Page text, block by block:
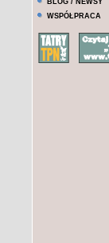
BLOG / NEWSY
WSPÓŁPRACA